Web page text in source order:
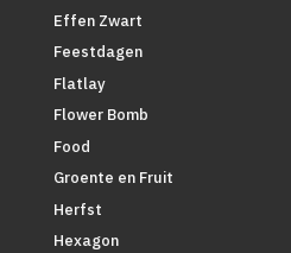
Effen Zwart
Feestdagen
Flatlay
Flower Bomb
Food
Groente en Fruit
Herfst
Hexagon